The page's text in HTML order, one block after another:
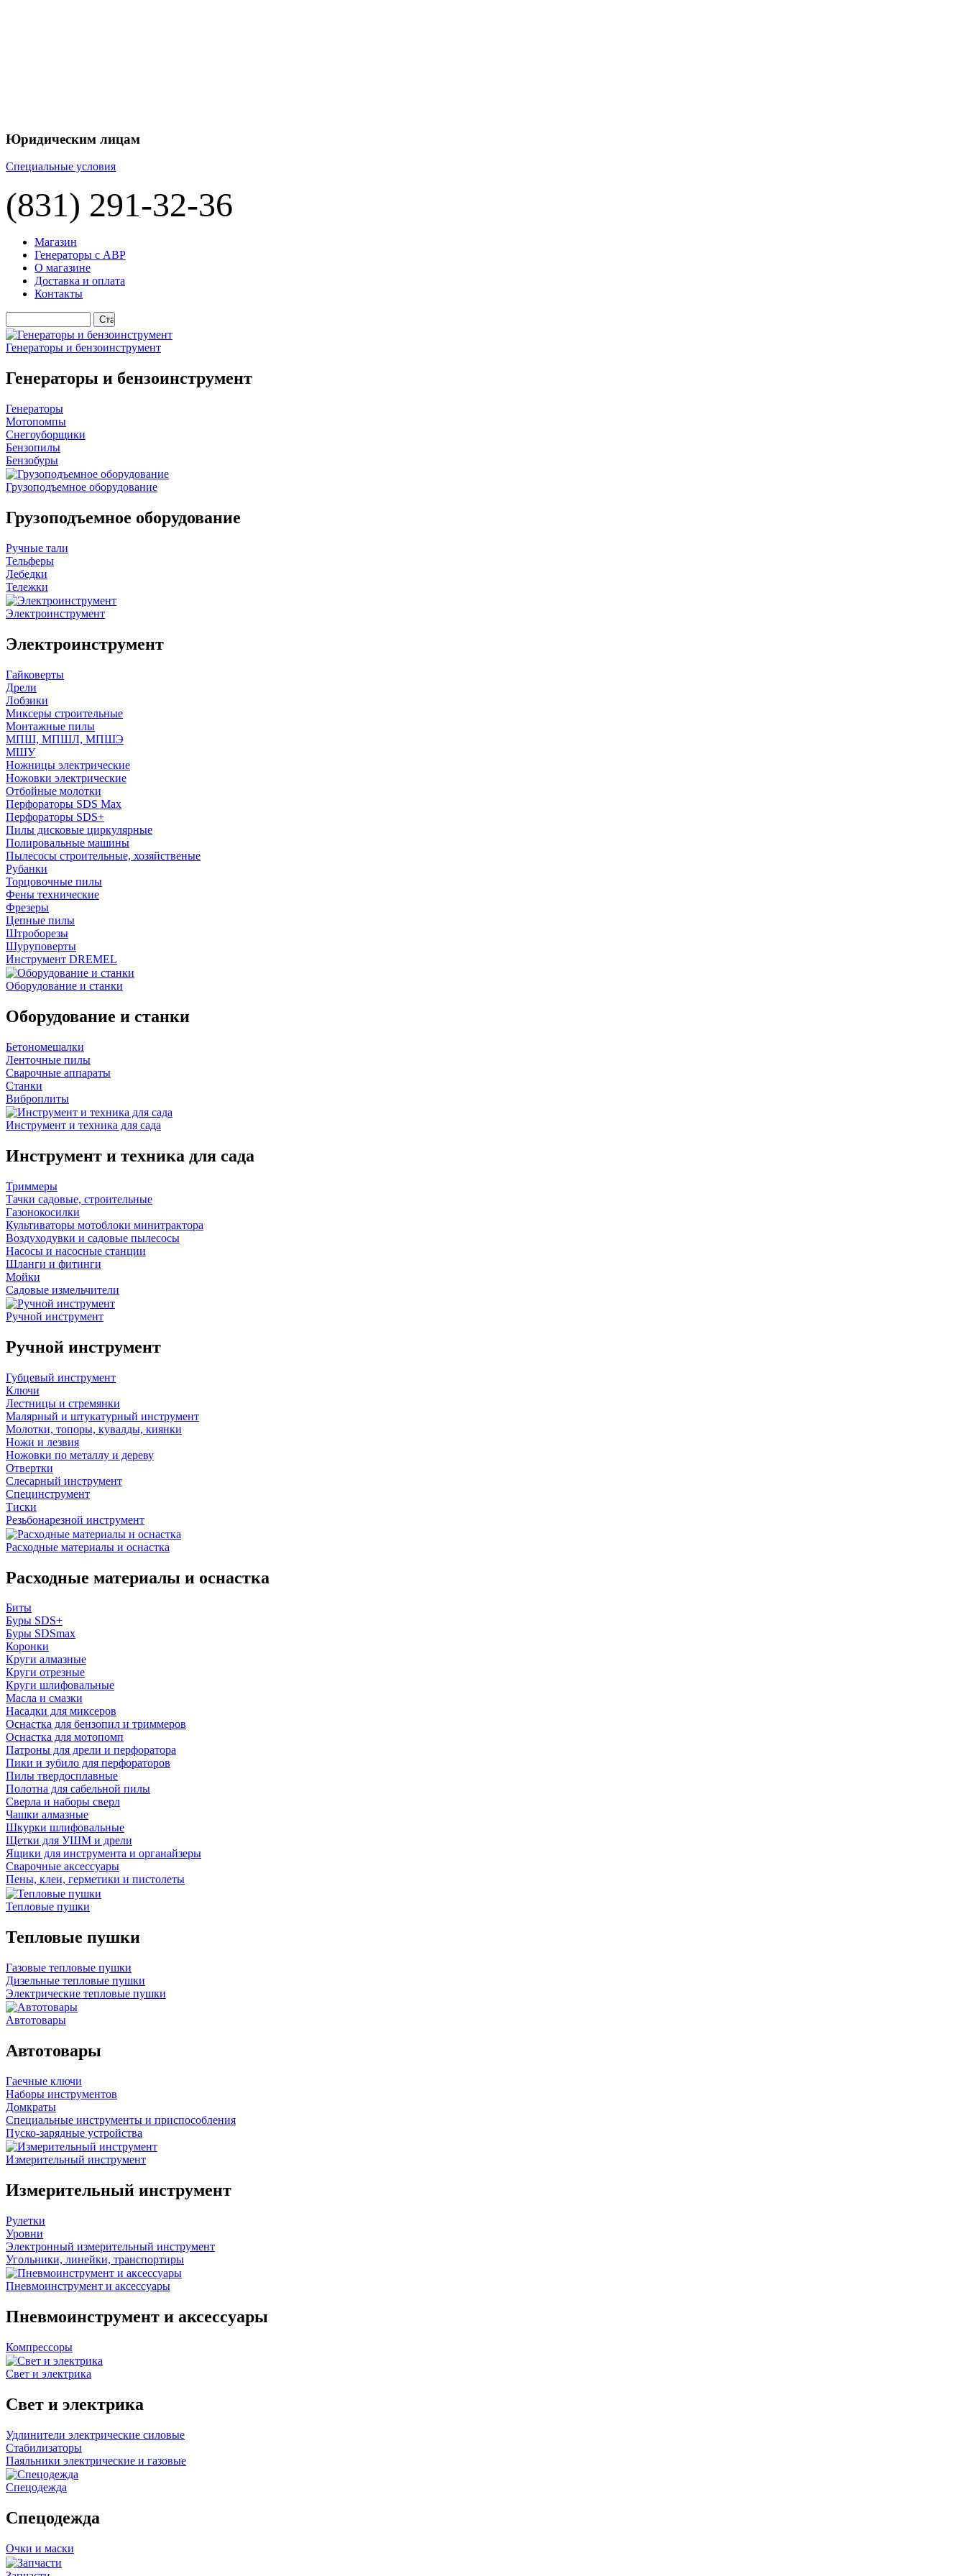
Юридическим лицам
Специальные условия
(831) 291-32-36
Магазин
Генераторы с АВР
О магазине
Доставка и оплата
Контакты
Генераторы и бензоинструмент
Генераторы и бензоинструмент
Генераторы
Мотопомпы
Снегоуборщики
Бензопилы
Бензобуры
Грузоподъемное оборудование
Грузоподъемное оборудование
Ручные тали
Тельферы
Лебедки
Тележки
Электроинструмент
Электроинструмент
Гайковерты
Дрели
Лобзики
Миксеры строительные
Монтажные пилы
МПШ, МПШЛ, МПШЭ
МШУ
Ножницы электрические
Ножовки электрические
Отбойные молотки
Перфораторы SDS Max
Перфораторы SDS+
Пилы дисковые циркулярные
Полировальные машины
Пылесосы строительные, хозяйственые
Рубанки
Торцовочные пилы
Фены технические
Фрезеры
Цепные пилы
Штроборезы
Шуруповерты
Инструмент DREMEL
Оборудование и станки
Оборудование и станки
Бетономешалки
Ленточные пилы
Сварочные аппараты
Станки
Виброплиты
Инструмент и техника для сада
Инструмент и техника для сада
Триммеры
Тачки садовые, строительные
Газонокосилки
Культиваторы мотоблоки минитрактора
Воздуходувки и садовые пылесосы
Насосы и насосные станции
Шланги и фитинги
Мойки
Садовые измельчители
Ручной инструмент
Ручной инструмент
Губцевый инструмент
Ключи
Лестницы и стремянки
Малярный и штукатурный инструмент
Молотки, топоры, кувалды, киянки
Ножи и лезвия
Ножовки по металлу и дереву
Отвертки
Слесарный инструмент
Специнструмент
Тиски
Резьбонарезной инструмент
Расходные материалы и оснастка
Расходные материалы и оснастка
Биты
Буры SDS+
Буры SDSmax
Коронки
Круги алмазные
Круги отрезные
Круги шлифовальные
Масла и смазки
Насадки для миксеров
Оснастка для бензопил и триммеров
Оснастка для мотопомп
Патроны для дрели и перфоратора
Пики и зубило для перфораторов
Пилы твердосплавные
Полотна для сабельной пилы
Сверла и наборы сверл
Чашки алмазные
Шкурки шлифовальные
Щетки для УШМ и дрели
Ящики для инструмента и органайзеры
Сварочные аксессуары
Пены, клеи, герметики и пистолеты
Тепловые пушки
Тепловые пушки
Газовые тепловые пушки
Дизельные тепловые пушки
Электрические тепловые пушки
Автотовары
Автотовары
Гаечные ключи
Наборы инструментов
Домкраты
Специальные инструменты и приспособления
Пуско-зарядные устройства
Измерительный инструмент
Измерительный инструмент
Рулетки
Уровни
Электронный измерительный инструмент
Угольники, линейки, транспортиры
Пневмоинструмент и аксессуары
Пневмоинструмент и аксессуары
Компрессоры
Свет и электрика
Свет и электрика
Удлинители электрические силовые
Стабилизаторы
Паяльники электрические и газовые
Спецодежда
Спецодежда
Очки и маски